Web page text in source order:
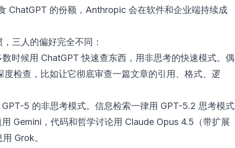
ChatGPT 的份额，Anthropic 会在软件和企业端持续成
三人的偏好完全不同：
数时候用 ChatGPT 快速查东西，用非思考的快速模式。偶
度检查，比如让它彻底审查一篇文章的引用、格式、逻
GPT-5 的非思考模式。信息检索一律用 GPT-5.2 思考模式
Gemini，代码和哲学讨论用 Claude Opus 4.5（带扩展
Grok。